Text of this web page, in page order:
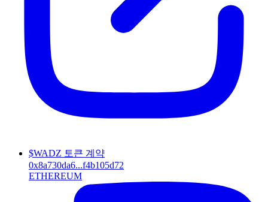
$WADZ 토큰 계약
0x8a730da6...f4b105d72
ETHEREUM